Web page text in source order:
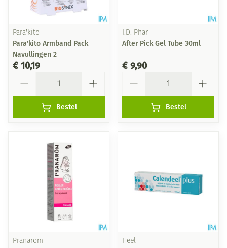
Para'kito
Para'kito Armband Pack
Navullingen 2
€ 10,19
Bestel
I.D. Phar
After Pick Gel Tube 30ml
€ 9,90
Bestel
Pranarom Heel